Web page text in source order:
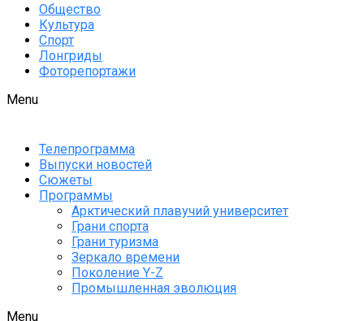
Общество
Культура
Спорт
Лонгриды
Фоторепортажи
Menu
Телепрограмма
Выпуски новостей
Сюжеты
Программы
Арктический плавучий университет
Грани спорта
Грани туризма
Зеркало времени
Поколение Y-Z
Промышленная эволюция
Menu